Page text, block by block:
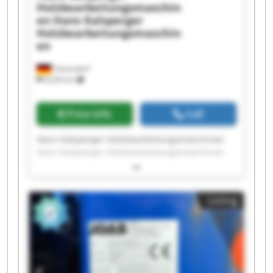
Teisendorf
8,226 km
Holzbearbeitungsmaschin
enHans Kalsperger
Holzbearbeitungsmaschin
en
Price info Call
Hans Kalsperger Holzbearbeitungsmaschinen
Hans Kalsperger Holzbearbeitungsmaschinen
Hans Kalsperger Holzbearbeitungsmaschinen
Hans Kalsperger Holzbearbeitungsmaschinen
Hans Kalsperger Holzbearbeitungsmaschinen
Hans Kalsperger Holzbearbeitungsmaschinen
Hans Kalsperger Holzbearbeitungsmaschinen
Hans Kalsperger Holzbearbeitungsmaschinen
Hans Kalsperger Holzbearbeitungsmaschinen
Listing